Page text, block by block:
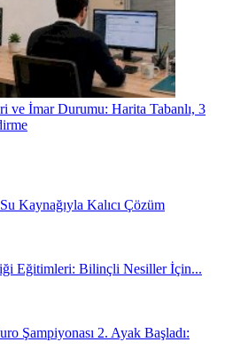
ve İmar Durumu: Harita Tabanlı, 3
Kaynağıyla Kalıcı Çözüm
Eğitimleri: Bilinçli Nesiller İçin...
Şampiyonası 2. Ayak Başladı: